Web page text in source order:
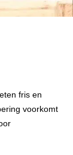
fris en
voorkomt